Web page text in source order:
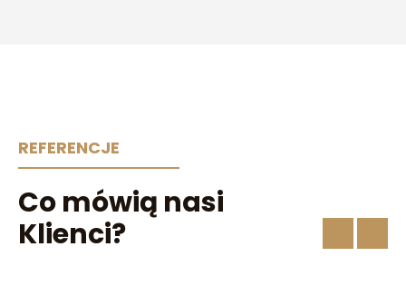
REFERENCJE
Co mówią nasi
Klienci?